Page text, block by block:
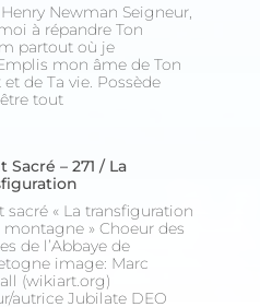
Newman Seigneur,
à répandre Ton
partout où je
mon âme de Ton
de Ta vie. Possède
tout
Sacré – 271 / La
sacré « La transfiguration
montagne » Choeur des
de l’Abbaye de
image: Marc
(wikiart.org)
autrice Jubilate DEO